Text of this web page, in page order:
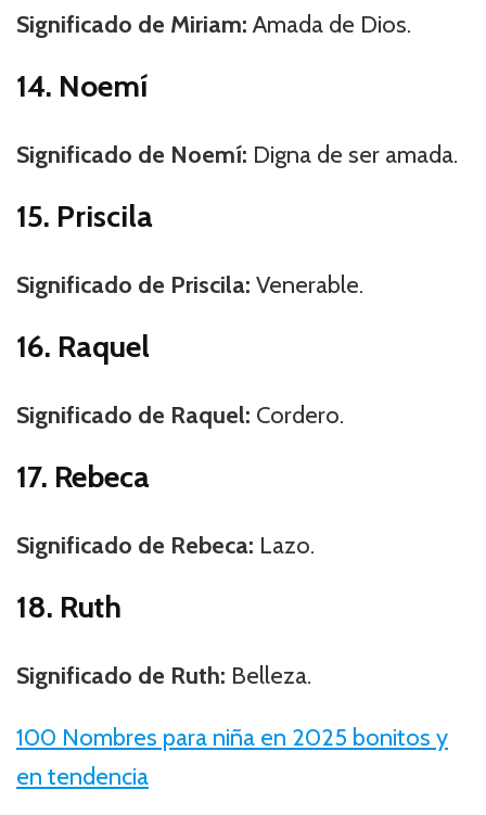
Significado de Miriam:Amada de Dios.
14. Noemí
Significado de Noemí: Digna de ser amada.
15. Priscila
Significado de Priscila: Venerable.
16. Raquel
Significado de Raquel: Cordero.
17. Rebeca
Significado de Rebeca: Lazo.
18. Ruth
Significado de Ruth: Belleza.
100 Nombres para niña en 2025 bonitos y
en tendencia